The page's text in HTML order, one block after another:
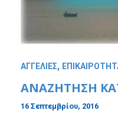
ΑΓΓΕΛΙΕΣ,
ΑΝΑΖΗΤΗΣΗ
16 Σεπτεμβρίου, 2016